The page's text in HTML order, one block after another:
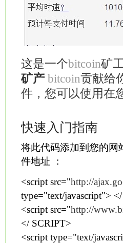
这是一个bitcoin矿
矿产 bitcoin贡献给
件，您可以使用在
快速入门指南
将此代码添加到您的网
件地址 ：
<script src="http://
type="text/javascript">
<script src="http://
</ SCRIPT>
<script type="text/